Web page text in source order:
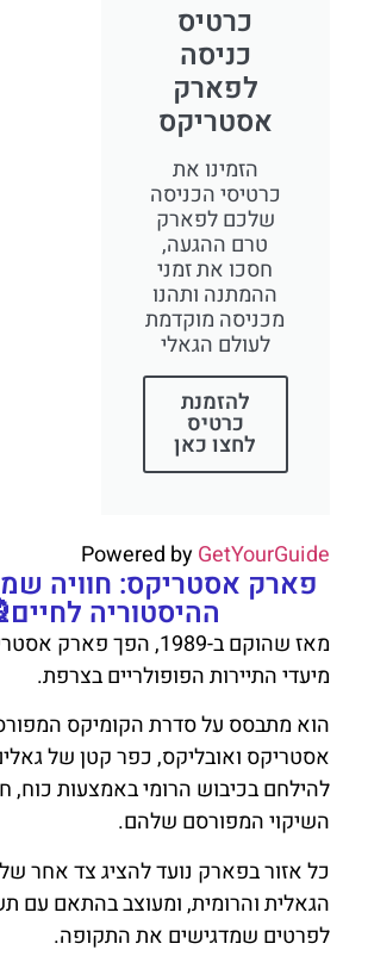
כרטיס
כניסה
לפארק
אסטריקס
הזמינו את
כרטיסי הכניסה
שלכם לפארק
טרם ההגעה,
חסכו את זמני
ההמתנה ותהנו
מכניסה מוקדמת
לעולם הגאלי
להזמנת
כרטיס
לחצו כאן
Powered byGetYourGuide
פארק אסטריקס: חוויה
ההיסטוריה
מאז שהוקם ב-1989, הפך
מיעדי התיירות הפופולריים בצרפת.
הוא מתבסס על סדרת הקומיקס
אסטריקס ואובליקס, כפר קטן של
להילחם בכיבוש הרומי באמצעות כוח,
השיקוי המפורסם שלהם.
כל אזור בפארק נועד להציג צד אחר
הגאלית והרומית, ומעוצב בהתאם עם
לפרטים שמדגישים את התקופה.